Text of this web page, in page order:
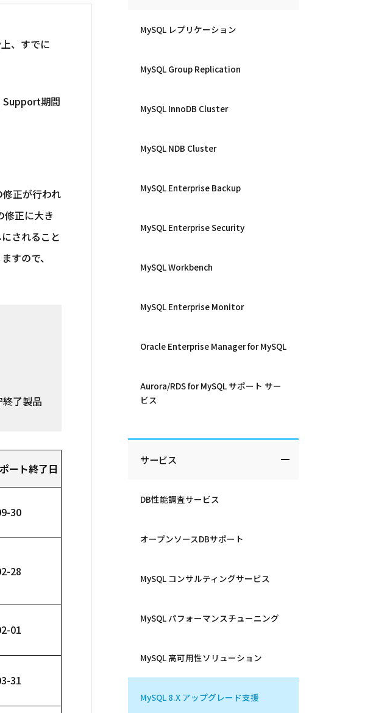
、すでに
Support期間
正が行われ
修正に大き
されること
すので、
了製品
ート終了日
30
28
01
31
MySQL レプリケーション
MySQL Group Replication
MySQL InnoDB Cluster
MySQL NDB Cluster
MySQL Enterprise Backup
MySQL Enterprise Security
MySQL Workbench
MySQL Enterprise Monitor
Oracle Enterprise Manager for MySQL
Aurora/RDS for MySQL サポート サー
ビス
サービス
DB性能調査サービス
オープンソースDBサポート
MySQL コンサルティングサービス
MySQL パフォーマンスチューニング
MySQL 高可用性ソリューション
MySQL 8.X アップグレード支援